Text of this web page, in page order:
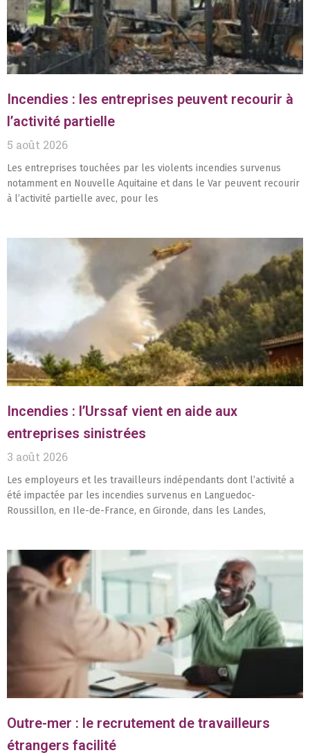
Incendies : les entreprises peuvent recourir à
l’activité partielle
5 août 2026
Les entreprises touchées par les violents incendies survenus
notamment en Nouvelle Aquitaine et dans le Var peuvent recourir
à l’activité partielle avec, pour les
Incendies : l’Urssaf vient en aide aux
entreprises sinistrées
3 août 2026
Les employeurs et les travailleurs indépendants dont l’activité a
été impactée par les incendies survenus en Languedoc-
Roussillon, en Ile-de-France, en Gironde, dans les Landes,
Outre-mer : le recrutement de travailleurs
étrangers facilité